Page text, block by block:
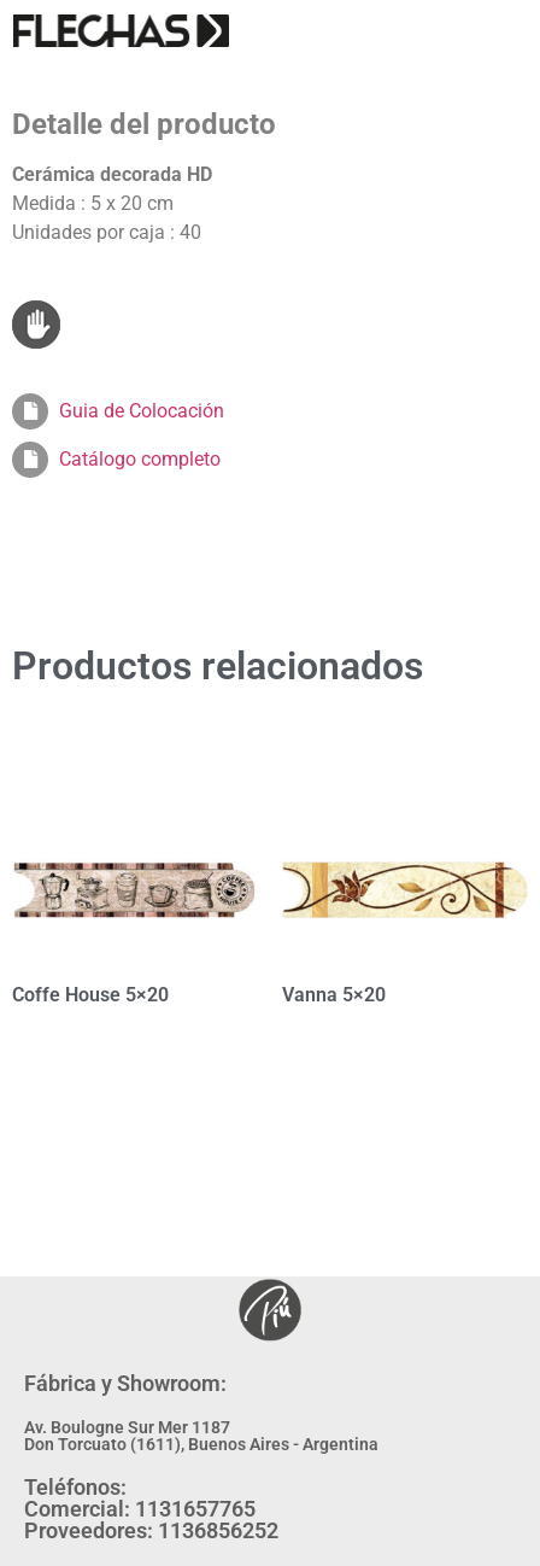
Detalle del producto
Cerámica decorada HD
Medida : 5 x 20 cm
Unidades por caja : 40
Guia de Colocación
Catálogo completo
Productos relacionados
Coffe House 5×20 Vanna 5×20
Fábrica y Showroom:
Av. Boulogne Sur Mer 1187
Don Torcuato (1611), Buenos Aires - Argentina
Teléfonos:
Comercial: 1131657765
Proveedores: 1136856252